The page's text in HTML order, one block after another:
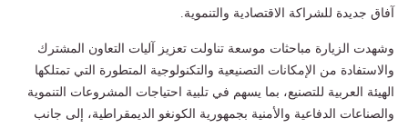
آفاق جديدة للشراكة الاقتصادية والتنموية.
وشهدت الزيارة مباحثات موسعة تناولت تعزيز آليات التعاون المشترك
والاستفادة من الإمكانات التصنيعية والتكنولوجية المتطورة التي تمتلكها
الهيئة العربية للتصنيع، بما يسهم في تلبية احتياجات المشروعات التنموية
والصناعات الدفاعية والأمنية بجمهورية الكونغو الديمقراطية، إلى جانب